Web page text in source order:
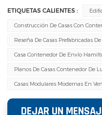
ETIQUETAS CALIENTES :
Construcción De Casas Con
Reseña De Casas Prefabricadas
Casa Contenedor De Envío
Planos De Casas Contenedor De
Casas Modulares Modernas En
DEJAR UN